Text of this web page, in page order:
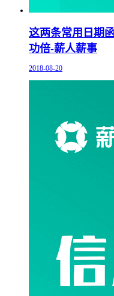
这两条常用日期
功倍-薪人薪事
2018-08-20